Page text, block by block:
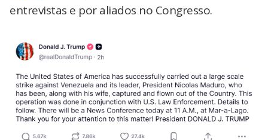
entrevistas e por aliados no Congresso.